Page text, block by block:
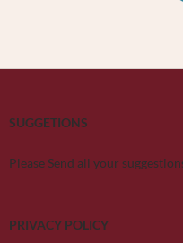
SUGGETIONS
Please Send all your
PRIVACY POLICY